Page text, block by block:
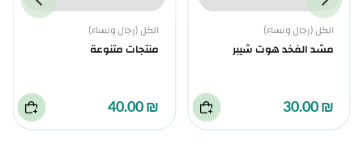
الكل (رجال ونساء)
مشد الفخد هوت شيبر
₪ 30.00
الكل (رجال ونساء)
منتجات متنوعة
₪ 40.00